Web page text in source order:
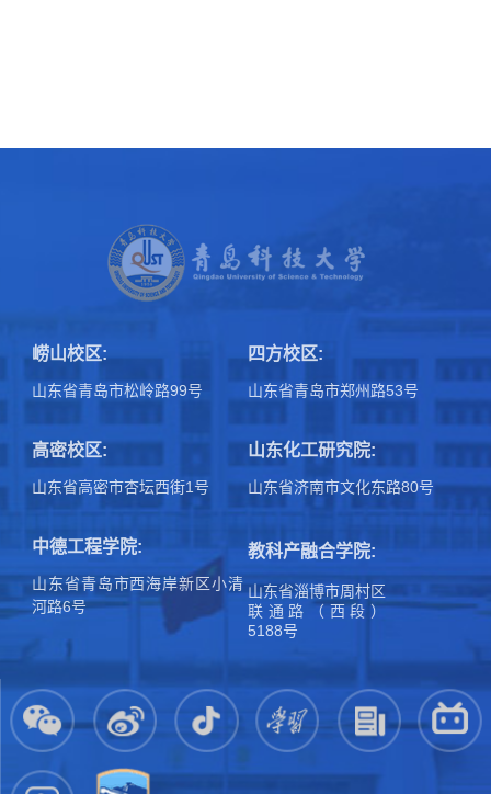
崂山校区:
山东省青岛市松岭路99号
四方校区:
山东省青岛市郑州路53号
高密校区:
山东省高密市杏坛西街1号
山东化工研究院:
山东省济南市文化东路80号
中德工程学院:
山东省青岛市西海岸新区小清
河路6号
教科产融合学院:
山东省淄博市周村区
联通路（西段）
5188号